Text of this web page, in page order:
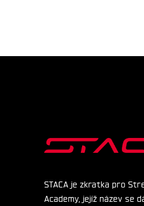
STACA je zkratka pro
Academy, jejíž název se